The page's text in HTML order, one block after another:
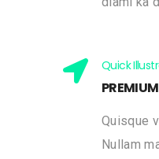
Quick
Quisque
Nullam